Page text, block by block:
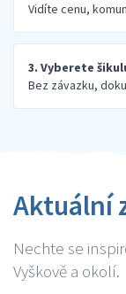
Vidíte cenu,
3. Vyberete
Bez závazku,
Aktuální
Nechte se
Vyškově a okolí.